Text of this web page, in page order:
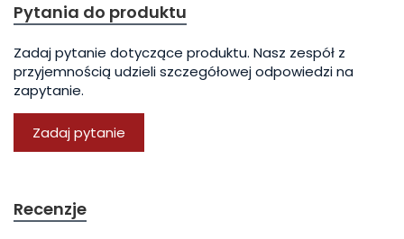
Pytania do produktu
Zadaj pytanie dotyczące produktu. Nasz zespół z
przyjemnością udzieli szczegółowej odpowiedzi na
zapytanie.
Zadaj pytanie
Recenzje